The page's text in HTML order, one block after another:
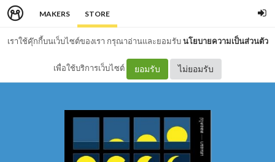
MAKERS STORE
เราใช้คุ๊กกี้บนเว็บไซต์ของเรา กรุณาอ่านและยอมรับนโยบายความเป็นส่วนตัว
เพื่อใช้บริการเว็บไซต์ ยอมรับ ไม่ยอมรับ